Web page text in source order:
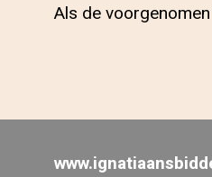
Als de